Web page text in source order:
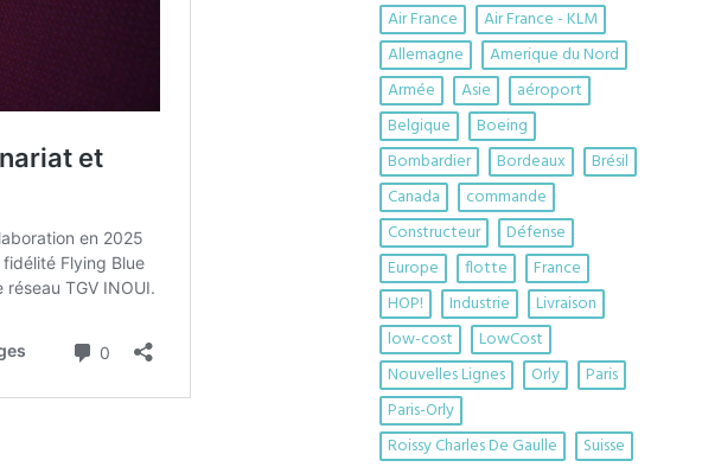
Air France
Air France - KLM
Allemagne
Amerique du Nord
Armée
Asie
aéroport
Belgique
Boeing
Bombardier
Bordeaux
Brésil
Canada
commande
Constructeur
Défense
Europe
flotte
France
HOP!
Industrie
Livraison
low-cost
LowCost
Nouvelles Lignes
Orly
Paris
Paris-Orly
Roissy Charles De Gaulle
Suisse